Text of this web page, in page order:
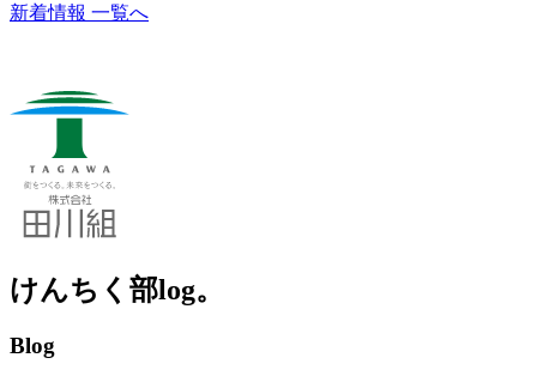
新着情報 一覧へ
けんちく部log。
Blog